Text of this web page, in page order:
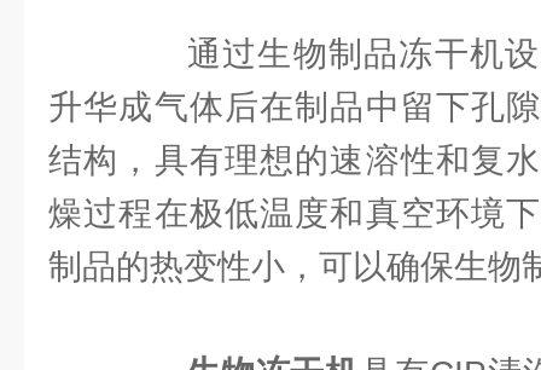
通过生物制品冻干机设
升华成气体后在制品中留下孔
结构，具有理想的速溶性和复
燥过程在极低温度和真空环境
制品的热变性小，可以确保生物